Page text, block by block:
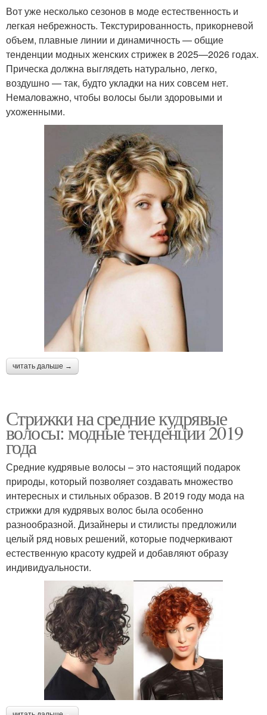
Вот уже несколько сезонов в моде естественность и
легкая небрежность. Текстурированность, прикорневой
объем, плавные линии и динамичность — общие
тенденции модных женских стрижек в 2025—2026 годах.
Прическа должна выглядеть натурально, легко,
воздушно — так, будто укладки на них совсем нет.
Немаловажно, чтобы волосы были здоровыми и
ухоженными.
читать дальше →
Стрижки на средние кудрявые
волосы: модные тенденции 2019
года
Средние кудрявые волосы – это настоящий подарок
природы, который позволяет создавать множество
интересных и стильных образов. В 2019 году мода на
стрижки для кудрявых волос была особенно
разнообразной. Дизайнеры и стилисты предложили
целый ряд новых решений, которые подчеркивают
естественную красоту кудрей и добавляют образу
индивидуальности.